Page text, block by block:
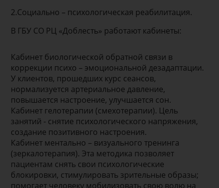
2.Социально – психологическая реабилитация.
В ГБУ СО РЦ «Доблесть» работают кабинеты:
Кабинет биологической обратной связи в
коррекции психо – эмоциональной дезадаптации.
У клиентов, прошедших курс сеансов,
нормализуется артериальное давление,
повышается настроение, улучшается сон.
Кабинет гелотерапии (смехотерапии). Цель
занятий - снятие психологического напряжения,
создание позитивного настроения.
Кабинет ментально – визуального тренинга
(зеркалотерапия). Эта методика позволяет
пациентам снять свои психологические
блокировки, стимулировать зрительные образы;
помогает человеку мобилизовать свою волю на